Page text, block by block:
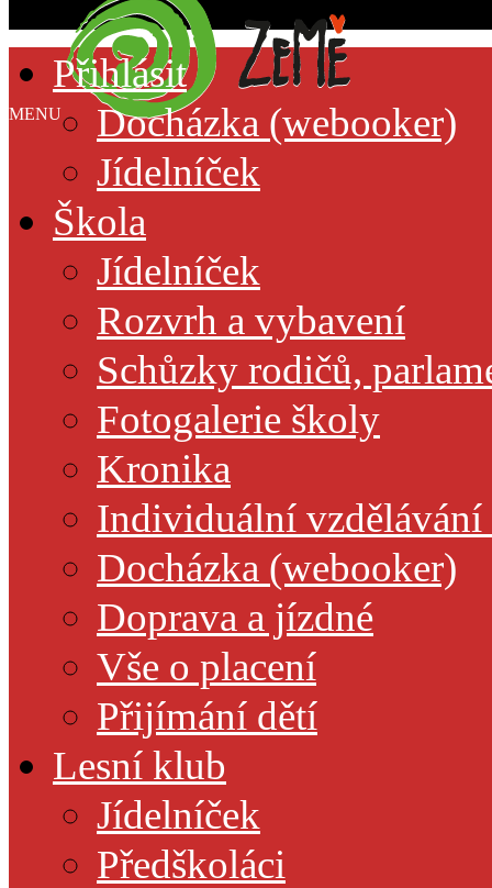
MENU
Přihlásit
Docházka (webooker)
Jídelníček
Škola
Jídelníček
Rozvrh a vybavení
Schůzky rodičů,
Fotogalerie školy
Kronika
Individuální vzdělávání
Docházka (webooker)
Doprava a jízdné
Vše o placení
Přijímání dětí
Lesní klub
Jídelníček
Předškoláci